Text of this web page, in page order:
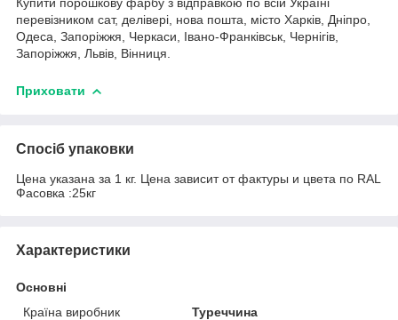
перевізником сат, делівері, нова пошта, місто Харків, Дніпро,
Одеса, Запоріжжя, Черкаси, Івано-Франківськ, Чернігів,
Запоріжжя, Львів, Вінниця.
Приховати
Спосіб упаковки
Цена указана за 1 кг. Цена зависит от фактуры и цвета по RAL
Фасовка :25кг
Характеристики
Основні
Країна виробник
Туреччина